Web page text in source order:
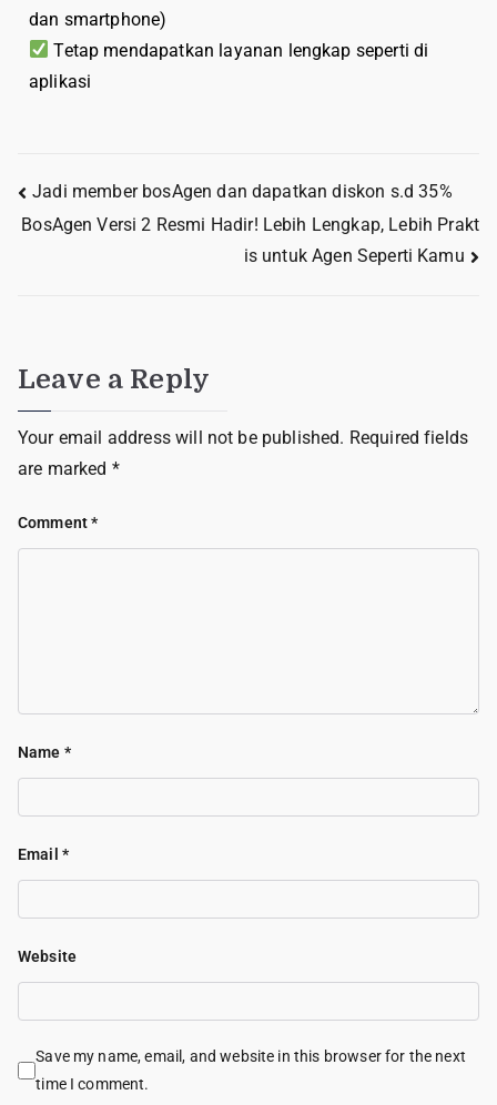
dan smartphone)
Tetap mendapatkan layanan lengkap seperti di
aplikasi
Jadi member bosAgen dan dapatkan diskon s.d 35%
BosAgen Versi 2 Resmi Hadir! Lebih Lengkap, Lebih Prakt
is untuk Agen Seperti Kamu
Leave a Reply
Your email address will not be published. Required fields
are marked *
Comment*
Name *
Email *
Website
Save my name, email, and website in this browser for the next
time I comment.